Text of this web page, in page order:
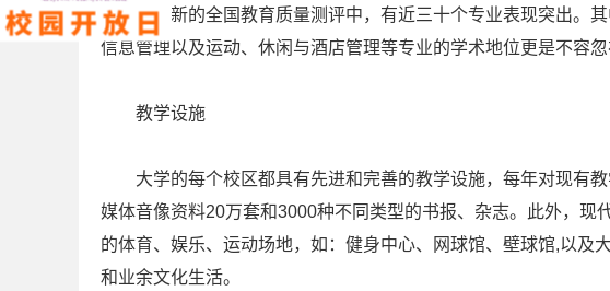
在最新的全国教育质量测评中，有近三十个专业表现突出。其
信息管理以及运动、休闲与酒店管理等专业的学术地位更是不容
教学设施
大学的每个校区都具有先进和完善的教学设施，每年对现有教
媒体音像资料20万套和3000种不同类型的书报、杂志。此外，现
的体育、娱乐、运动场地，如：健身中心、网球馆、壁球馆,以及
和业余文化生活。